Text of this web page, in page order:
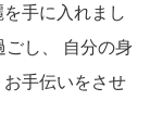
手に入れまし
ごし、 自分の身
手伝いをさせ